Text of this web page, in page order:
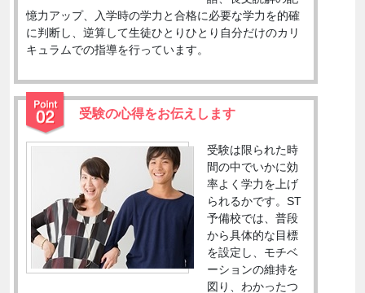
憶力アップ、入学時の学力と合格に必要な学力を的確
に判断し、逆算して生徒ひとりひとり自分だけのカリ
キュラムでの指導を行っています。
受験の心得をお伝えします
受験は限られた時
間の中でいかに効
率よく学力を上げ
られるかです。ST
予備校では、普段
から具体的な目標
を設定し、モチベ
ーションの維持を
図り、わかったつ